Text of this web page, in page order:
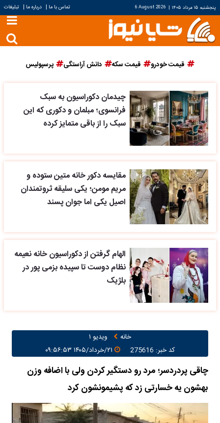
پنجشنبه ۱۵ مرداد ۱۴۰۵ |
6 August 2026 تماس با ما | درباره ما | تبلیغات
قیمت خودرو قیمت سکه دانش آراستگی پرسپولیس
چیدمان دکوراسیون به سبک
فرانسوی؛ مبلمان و دکوری که این
سبک را از باقی متمایز کرده
مقایسه دکور خانه متین ستوده و
مریم مومن؛ یکی سلیقه ثروتمندان
اصیل یکی اما جوان پسند
الهام گرفتن از دکوراسیون خانه نعیمه
نظام دوست تا سپیده بزمی پور در
بلژیک
خانه
ویدیو ۱
کد خبر: 275616
چاقی پردردسر؛ مرد رو دستگیر کردن ولی با اضافه وزن
بهشون یه خسارتی زد که پشیمونشون کرد